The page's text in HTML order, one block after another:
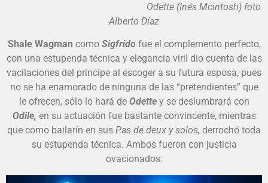
Odette (Inés Mcintosh) foto
Alberto Díaz
Shale Wagman como Sigfrido fue el complemento perfecto,
con una estupenda técnica y elegancia viril dio cuenta de las
vacilaciones del príncipe al escoger a su futura esposa, pues
no se ha enamorado de ninguna de las “pretendientes” que
le ofrecen, sólo lo hará de Odettey se deslumbrará con
Odile, en su actuación fue bastante convincente, mientras
que como bailarín en sus Pas de deux y solos, derrochó toda
su estupenda técnica. Ambos fueron con justicia
ovacionados.